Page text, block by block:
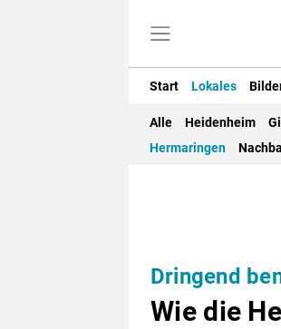
Start Lokales
Alle Heidenheim
Hermaringen
Dringend
Wie die